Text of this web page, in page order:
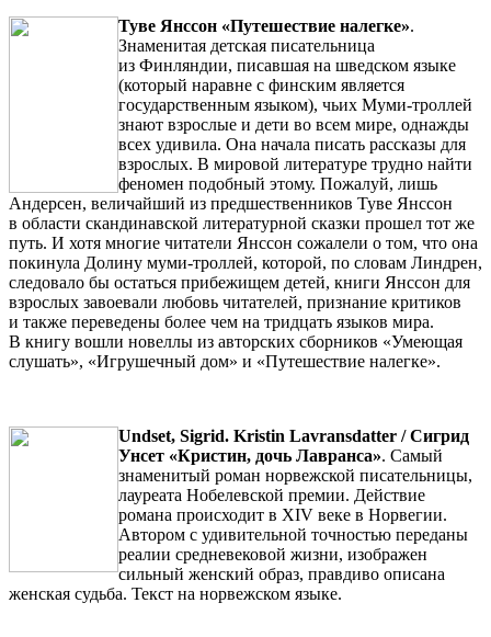
Туве Янссон «Путешествие налегке».
Знаменитая детская писательница
из Финляндии, писавшая на шведском языке
(который наравне с финским является
государственным языком), чьих Муми-троллей
знают взрослые и дети во всем мире, однажды
всех удивила. Она начала писать рассказы для
взрослых. В мировой литературе трудно найти
феномен подобный этому. Пожалуй, лишь
Андерсен, величайший из предшественников Туве Янссон
в области скандинавской литературной сказки прошел тот же
путь. И хотя многие читатели Янссон сожалели о том, что она
покинула Долину муми-троллей, которой, по словам Линдрен,
следовало бы остаться прибежищем детей, книги Янссон для
взрослых завоевали любовь читателей, признание критиков
и также переведены более чем на тридцать языков мира.
В книгу вошли новеллы из авторских сборников «Умеющая
слушать», «Игрушечный дом» и «Путешествие налегке».
Undset, Sigrid. Kristin Lavransdatter / Сигрид
Унсет «Кристин, дочь Лавранса». Самый
знаменитый роман норвежской писательницы,
лауреата Нобелевской премии. Действие
романа происходит в ХIV веке в Норвегии.
Автором с удивительной точностью переданы
реалии средневековой жизни, изображен
сильный женский образ, правдиво описана
женская судьба. Текст на норвежском языке.